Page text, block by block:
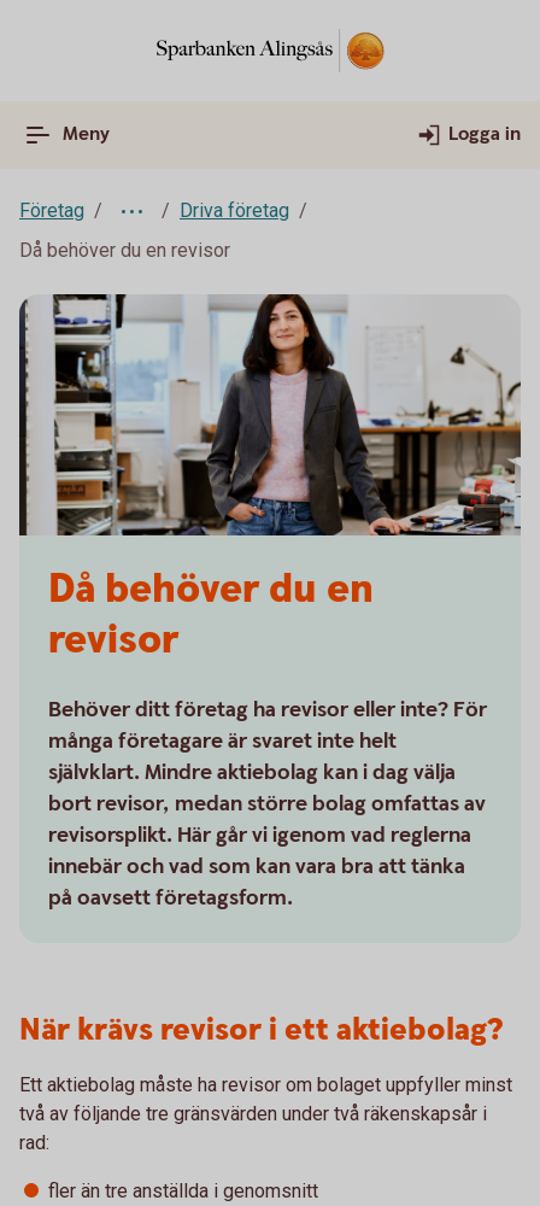
Meny Logga in
Företag
Driva företag
Då behöver du en revisor
Då behöver du en
revisor
Behöver ditt företag ha revisor eller inte? För
många företagare är svaret inte helt
självklart. Mindre aktiebolag kan i dag välja
bort revisor, medan större bolag omfattas av
revisorsplikt. Här går vi igenom vad reglerna
innebär och vad som kan vara bra att tänka
på oavsett företagsform.
När krävs revisor i ett aktiebolag?
Ett aktiebolag måste ha revisor om bolaget uppfyller minst
två av följande tre gränsvärden under två räkenskapsår i
rad:
fler än tre anställda i genomsnitt